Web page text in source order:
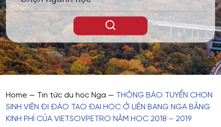
Home — Tin tức du học Nga — THÔNG BÁO TUYỂN CHỌN
SINH VIÊN ĐI ĐÀO TẠO ĐẠI HỌC Ở LIÊN BANG NGA BẰNG
KINH PHÍ CỦA VIETSOVPETRO NĂM HỌC 2018 – 2019